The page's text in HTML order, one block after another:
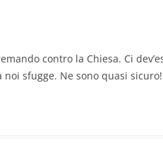
contro la Chiesa. Ci
sfugge. Ne sono quasi